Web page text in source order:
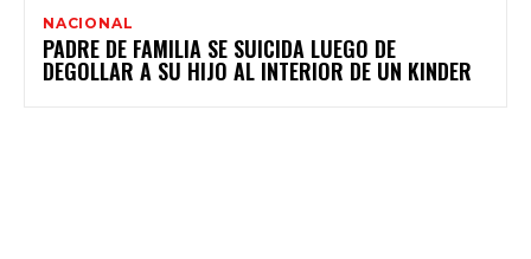
NACIONAL
PADRE DE FAMILIA SE SUICIDA LUEGO DE
DEGOLLAR A SU HIJO AL INTERIOR DE UN KINDER